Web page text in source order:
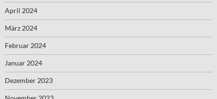
April 2024
März 2024
Februar 2024
Januar 2024
Dezember 2023